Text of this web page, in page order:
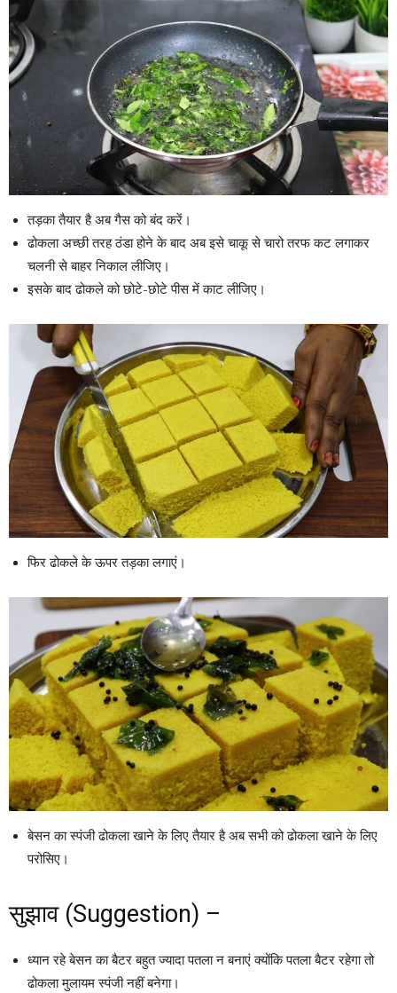
तड़का तैयार है अब गैस को बंद करें।
ढोकला अच्छी तरह ठंडा होने के बाद अब इसे चाकू से चारो तरफ कट लगाकर
चलनी से बाहर निकाल लीजिए।
इसके बाद ढोकले को छोटे-छोटे पीस में काट लीजिए।
फिर ढोकले के ऊपर तड़का लगाएं।
बेसन का स्पंजी ढोकला खाने के लिए तैयार है अब सभी को ढोकला खाने के लिए
परोसिए।
सुझाव (Suggestion) –
ध्यान रहे बेसन का बैटर बहुत ज्यादा पतला न बनाएं क्योंकि पतला बैटर रहेगा तो
ढोकला मुलायम स्पंजी नहीं बनेगा।